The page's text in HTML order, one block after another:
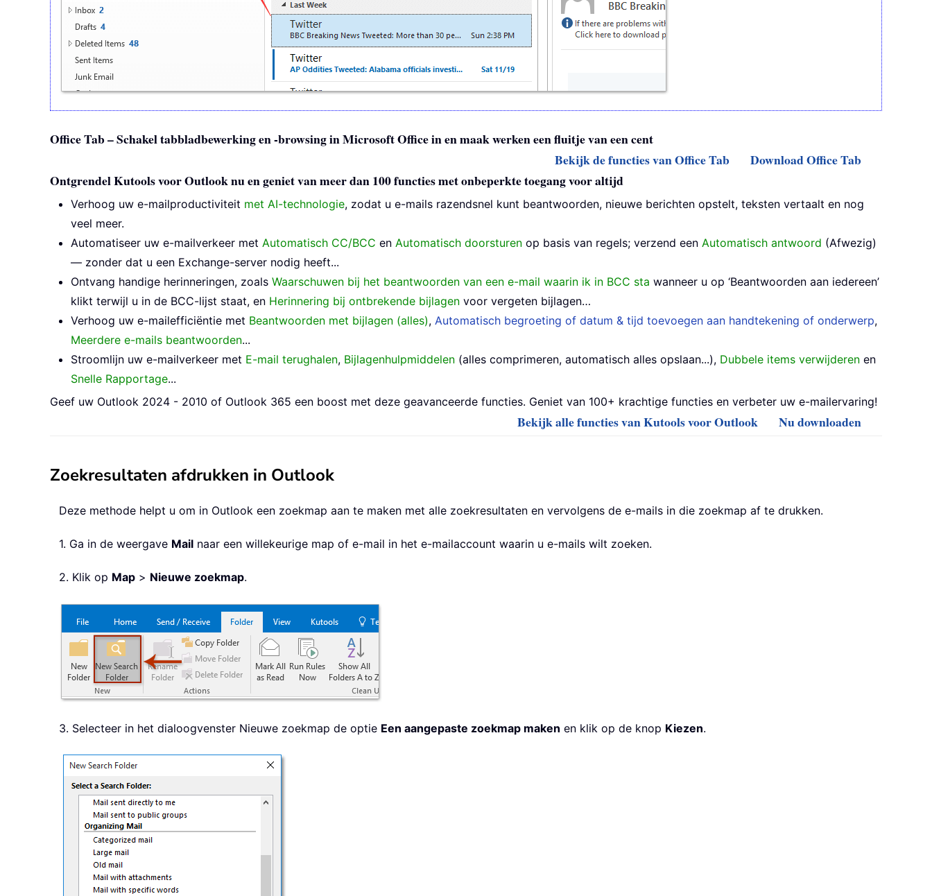
Office Tab – Schakel tabbladbewerking en -browsing in Microsoft Office in en maak werken een fluitje van een cent
Bekijk de functies van Office Tab
Download Office Tab
Ontgrendel Kutools voor Outlook nu en geniet van meer dan 100 functies met onbeperkte toegang voor altijd
Verhoog uw e-mailproductiviteit met AI-technologie, zodat u e-mails razendsnel kunt beantwoorden, nieuwe berichten opstelt, teksten vertaalt en nog
veel meer.
Automatiseer uw e-mailverkeer met Automatisch CC/BCC en Automatisch doorsturen op basis van regels; verzend een Automatisch antwoord (Afwezig)
— zonder dat u een Exchange-server nodig heeft...
Ontvang handige herinneringen, zoals Waarschuwen bij het beantwoorden van een e-mail waarin ik in BCC sta wanneer u op ‘Beantwoorden aan iedereen’
klikt terwijl u in de BCC-lijst staat, en Herinnering bij ontbrekende bijlagen voor vergeten bijlagen…
Verhoog uw e-mailefficiëntie met Beantwoorden met bijlagen (alles), Automatisch begroeting of datum & tijd toevoegen aan handtekening of onderwerp,
Meerdere e-mails beantwoorden...
Stroomlijn uw e-mailverkeer met E-mail terughalen, Bijlagenhulpmiddelen (alles comprimeren, automatisch alles opslaan...), Dubbele items verwijderen en
Snelle Rapportage...
Geef uw Outlook 2024 - 2010 of Outlook 365 een boost met deze geavanceerde functies. Geniet van 100+ krachtige functies en verbeter uw e-mailervaring!
Bekijk alle functies van Kutools voor Outlook Nu downloaden
Zoekresultaten afdrukken in Outlook
Deze methode helpt u om in Outlook een zoekmap aan te maken met alle zoekresultaten en vervolgens de e-mails in die zoekmap af te drukken.
1. Ga in de weergave Mail naar een willekeurige map of e-mail in het e-mailaccount waarin u e-mails wilt zoeken.
2. Klik op Map > Nieuwe zoekmap.
3. Selecteer in het dialoogvenster Nieuwe zoekmap de optie Een aangepaste zoekmap maken en klik op de knop Kiezen.